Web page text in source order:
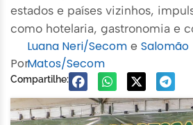
estados e países vizinhos,
como hotelaria, gastronomia e
Por
Luana Neri/Secom e Salomão
Matos/Secom
Compartilhe: